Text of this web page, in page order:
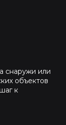
снаружи или
объектов
к